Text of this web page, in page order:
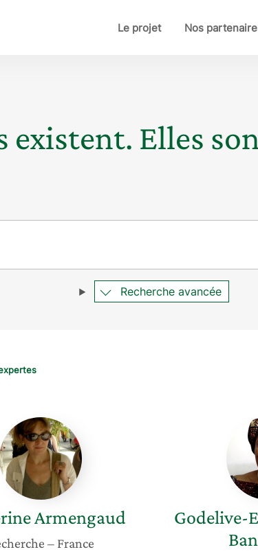
Le projet Nos
existent. Elles
Recherche avancée
Catherine
Armengaud
Armengaud
– France
Godelive-